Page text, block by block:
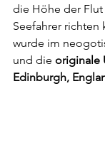
die Höhe der Flut
Seefahrer richten
wurde im
und die originale
Edinburgh,